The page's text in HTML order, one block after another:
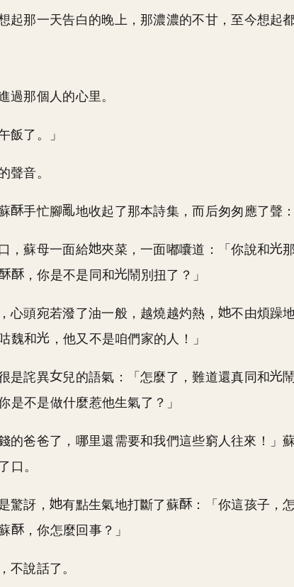
起那一天告白的晚上，那濃濃的不甘，至今想起
過那個人的心里。
飯了。」
聲音。
手忙腳 地收起了那本詩集，而后匆匆應了聲
，蘇母一面給 夾菜，一面嘟囔道：「你說和
，你是不是同和 鬧別扭了？」
心頭宛若潑了油一般，越燒越灼熱，
不由煩躁
魏和
，他又不是咱們家的人！」
很是詫異 兒的語氣：「怎麼了，難道還真同和
是不是做什麼惹他生氣了？」
的爸爸了，哪里還需要和我們這些窮人往來！」
口。
驚訝， 有點生氣地打斷了蘇
：「你這孩子，
，你怎麼回事？」
不說話了。